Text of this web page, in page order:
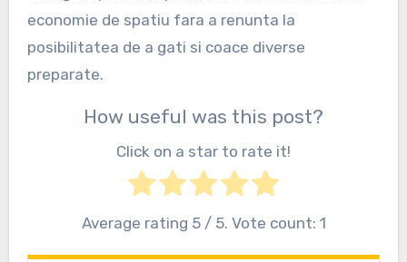
economie de spatiu fara a renunta la
posibilitatea de a gati si coace diverse
preparate.
How useful was this post?
Click on a star to rate it!
Average rating 5/ 5. Vote count: 1